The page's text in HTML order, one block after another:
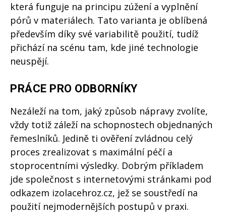
která funguje na principu zúžení a vyplnění
pórů v materiálech. Tato varianta je oblíbená
především díky své variabilitě použití, tudíž
přichází na scénu tam, kde jiné technologie
neuspějí.
PRÁCE PRO ODBORNÍKY
Nezáleží na tom, jaký způsob nápravy zvolíte,
vždy totiž záleží na schopnostech objednaných
řemeslníků. Jedině ti ověření zvládnou celý
proces zrealizovat s maximální péčí a
stoprocentními výsledky. Dobrým příkladem
jde společnost s internetovými stránkami pod
odkazem izolacehroz.cz, jež se soustředí na
použití nejmodernějších postupů v praxi.